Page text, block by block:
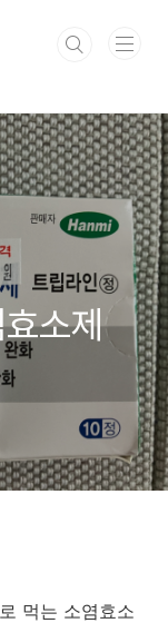
소제
먹는 소염효소